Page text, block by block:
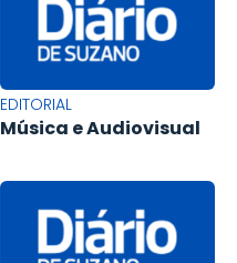
EDITORIAL
Música e Audiovisual